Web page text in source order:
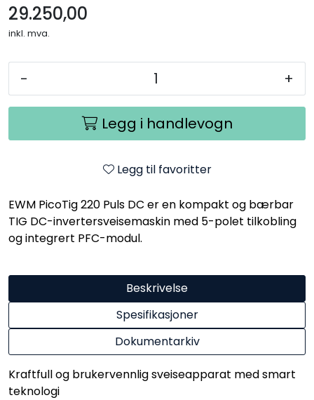
29.250,00
inkl. mva.
- +
Legg i handlevogn
Legg til favoritter
EWM PicoTig 220 Puls DC er en kompakt og bærbar
TIG DC-invertersveisemaskin med 5-polet tilkobling
og integrert PFC-modul.
Beskrivelse
Spesifikasjoner
Dokumentarkiv
Kraftfull og brukervennlig sveiseapparat med smart
teknologi